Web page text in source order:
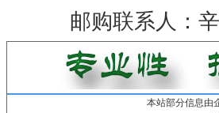
邮购联系人：
本站部分信息由